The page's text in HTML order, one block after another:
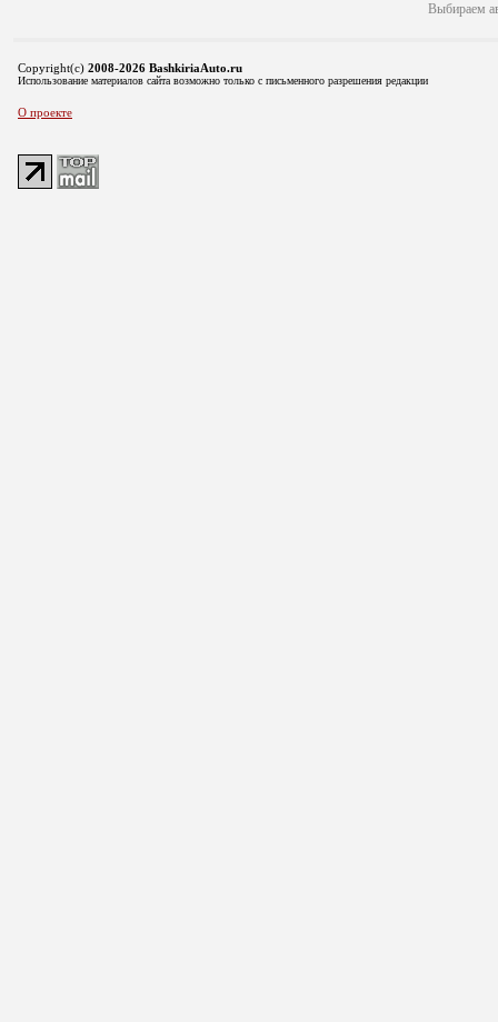
Выбираем
Copyright(c) 2008-2026 BashkiriaAuto.ru
Использование материалов сайта возможно только с письменного разрешения редакции
О проекте